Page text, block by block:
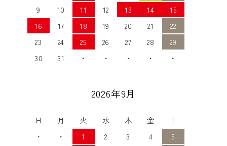
9
10 11 12 13 14
15
16
17 18 19 20 21
22
23
24 25 26 27 28
29
30
31 ・ ・ ・ ・ ・
2026年9月
日 月 火 水 木 金
土
・
・ 1 2 3 4
5